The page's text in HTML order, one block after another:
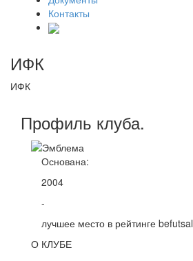
Контакты
ИФК
ИФК
Профиль клуба.
Основана:
2004
-
лучшее место в рейтинге befutsal
О КЛУБЕ